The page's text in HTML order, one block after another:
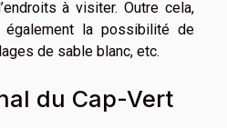
à visiter. Outre cela,
la possibilité de
de sable blanc, etc.
du Cap-Vert